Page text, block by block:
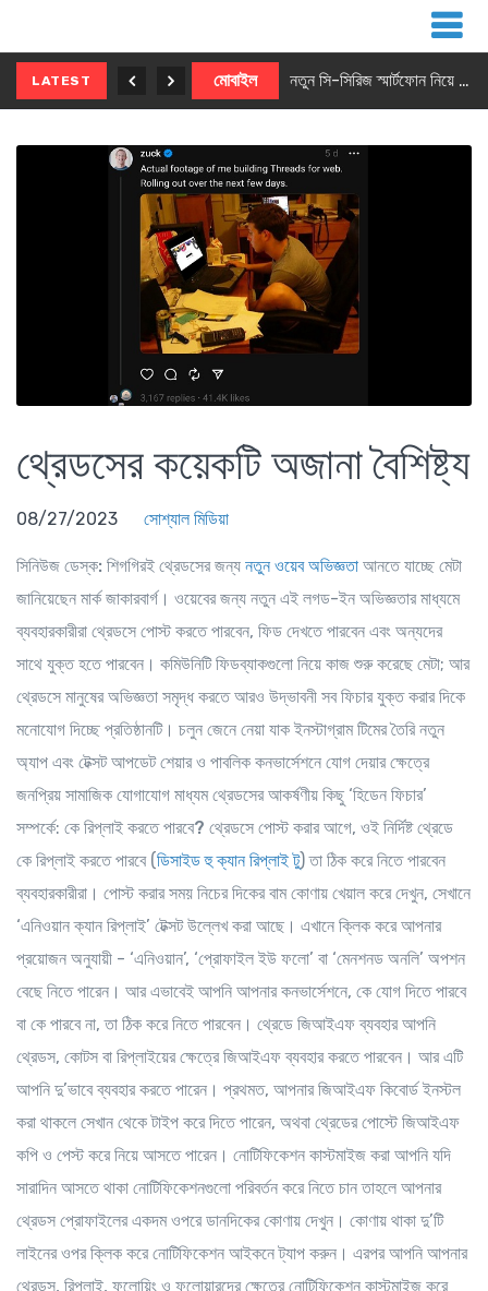
LATEST মোবাইল নতুন সি-সিরিজ স্মার্টফোন নিয়ে আসছে রিয়েলমি
থ্রেডসের কয়েকটি অজানা বৈশিষ্ট্য
08/27/2023 সোশ্যাল মিডিয়া
সিনিউজ ডেস্ক: শিগগিরই থ্রেডসের জন্য নতুন ওয়েব অভিজ্ঞতা আনতে যাচ্ছে মেটা
জানিয়েছেন মার্ক জাকারবার্গ। ওয়েবের জন্য নতুন এই লগড-ইন অভিজ্ঞতার মাধ্যমে
ব্যবহারকারীরা থ্রেডসে পোস্ট করতে পারবেন, ফিড দেখতে পারবেন এবং অন্যদের
সাথে যুক্ত হতে পারবেন। কমিউনিটি ফিডব্যাকগুলো নিয়ে কাজ শুরু করেছে মেটা; আর
থ্রেডসে মানুষের অভিজ্ঞতা সমৃদ্ধ করতে আরও উদ্ভাবনী সব ফিচার যুক্ত করার দিকে
মনোযোগ দিচ্ছে প্রতিষ্ঠানটি। চলুন জেনে নেয়া যাক ইনস্টাগ্রাম টিমের তৈরি নতুন
অ্যাপ এবং টেক্সট আপডেট শেয়ার ও পাবলিক কনভার্সেশনে যোগ দেয়ার ক্ষেত্রে
জনপ্রিয় সামাজিক যোগাযোগ মাধ্যম থ্রেডসের আকর্ষণীয় কিছু ‘হিডেন ফিচার’
সম্পর্কে: কে রিপ্লাই করতে পারবে? থ্রেডসে পোস্ট করার আগে, ওই নির্দিষ্ট থ্রেডে
কে রিপ্লাই করতে পারবে (ডিসাইড হু ক্যান রিপ্লাই টু) তা ঠিক করে নিতে পারবেন
ব্যবহারকারীরা। পোস্ট করার সময় নিচের দিকের বাম কোণায় খেয়াল করে দেখুন, সেখানে
‘এনিওয়ান ক্যান রিপ্লাই’ টেক্সট উল্লেখ করা আছে। এখানে ক্লিক করে আপনার
প্রয়োজন অনুযায়ী - ‘এনিওয়ান’, ‘প্রোফাইল ইউ ফলো’ বা ‘মেনশনড অনলি’ অপশন
বেছে নিতে পারেন। আর এভাবেই আপনি আপনার কনভার্সেশনে, কে যোগ দিতে পারবে
বা কে পারবে না, তা ঠিক করে নিতে পারবেন। থ্রেডে জিআইএফ ব্যবহারআপনি
থ্রেডস, কোটস বা রিপ্লাইয়ের ক্ষেত্রে জিআইএফ ব্যবহার করতে পারবেন। আর এটি
আপনি দু’ভাবে ব্যবহার করতে পারেন। প্রথমত, আপনার জিআইএফ কিবোর্ড ইনস্টল
করা থাকলে সেখান থেকে টাইপ করে দিতে পারেন, অথবা থ্রেডের পোস্টে জিআইএফ
কপি ও পেস্ট করে নিয়ে আসতে পারেন। নোটিফিকেশন কাস্টমাইজ করা আপনি যদি
সারাদিন আসতে থাকা নোটিফিকেশনগুলো পরিবর্তন করে নিতে চান তাহলে আপনার
থ্রেডস প্রোফাইলের একদম ওপরে ডানদিকের কোণায় দেখুন। কোণায় থাকা দু’টি
লাইনের ওপর ক্লিক করে নোটিফিকেশন আইকনে ট্যাপ করুন। এরপর আপনি আপনার
থ্রেডস, রিপ্লাই, ফলোয়িং ও ফলোয়ারদের ক্ষেত্রে নোটিফিকেশন কাস্টমাইজ করে